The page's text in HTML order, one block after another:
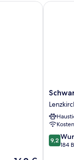
9.2
von
9,2
184